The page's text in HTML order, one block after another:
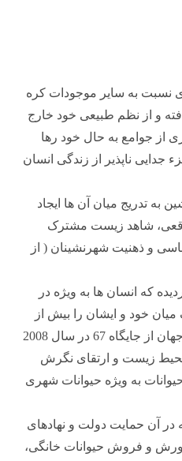
نسبت به سایر موجودات کره
و از نظم طبیعی خود خارج
از جوامع به حال خود رها
ناپذیر از زندگی انسان
تدریج میان آن ها ایجاد
شاهد زیست مشترک
و ذهنیت شهرنشینان ( از
که انسان ها به ویژه در
خود و ایشان را بیش از
پیش گسترش داده اند. در ایران اگرچه رتبه زیست محیطی کشور در میان 132 کشور جهان از جایگاه 67 در سال 2008
محیط زیست و ارتقای نگرش
به ویژه حیوانات شهری
در آن حمایت دولت و نهادهای
و فروش حیوانات خانگی،